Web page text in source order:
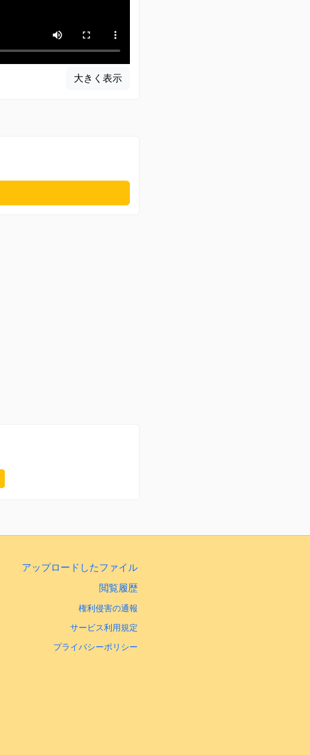
大きく表示
アップロードしたファイル
閲覧履歴
権利侵害の通報
サービス利用規定
プライバシーポリシー